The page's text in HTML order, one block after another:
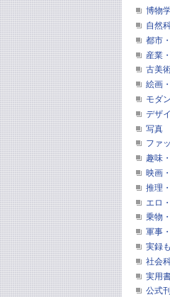
博物
自然
都市
産業
古美
絵画
モダ
デザ
写真
ファ
趣味
映画
推理
エロ
乗物
軍事
実録
社会
実用
公式